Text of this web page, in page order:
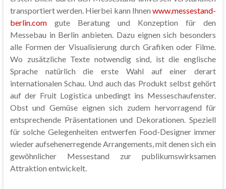
transportiert werden. Hierbei kann Ihnenwww.messestand-
berlin.comgute Beratung und Konzeption für den
Messebau in Berlin anbieten. Dazu eignen sich besonders
alle Formen der Visualisierung durch Grafiken oder Filme.
Wo zusätzliche Texte notwendig sind, ist die englische
Sprache natürlich die erste Wahl auf einer derart
internationalen Schau. Und auch das Produkt selbst gehört
auf der Fruit Logistica unbedingt ins Messeschaufenster.
Obst und Gemüse eignen sich zudem hervorragend für
entsprechende Präsentationen und Dekorationen. Speziell
für solche Gelegenheiten entwerfen Food-Designer immer
wieder aufsehenerregende Arrangements, mit denen sich ein
gewöhnlicher Messestand zur publikumswirksamen
Attraktion entwickelt.